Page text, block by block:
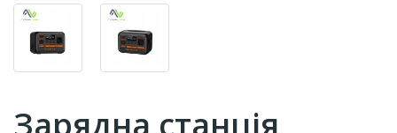
Зарядна станція